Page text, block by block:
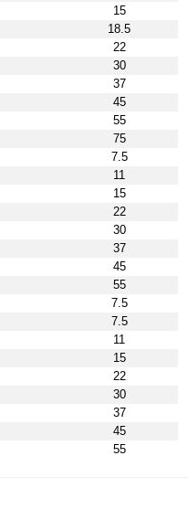
15
18.5
22
30
37
45
55
75
7.5
11
15
22
30
37
45
55
7.5
7.5
11
15
22
30
37
45
55